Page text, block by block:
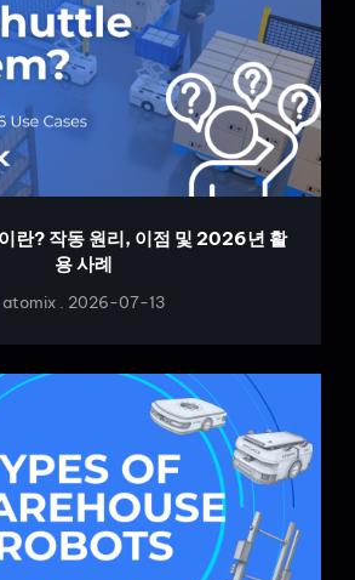
란? 작동 원리, 이점 및 2026년 활
용 사례
atomix 2026-07-13